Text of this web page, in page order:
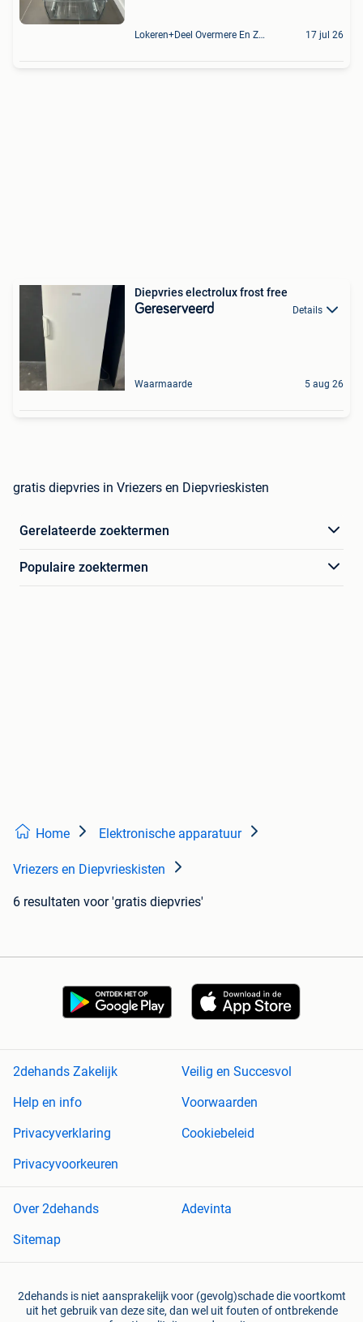
Lokeren+Deel Overmere En Zele 17 jul 26
Diepvries electrolux frost free
Gereserveerd Details
Waarmaarde 5 aug 26
gratis diepvries in Vriezers en Diepvrieskisten
Gerelateerde zoektermen
Populaire zoektermen
Home Elektronische apparatuur
Vriezers en Diepvrieskisten
6 resultaten voor 'gratis diepvries'
2dehands Zakelijk
Veilig en Succesvol
Help en info
Voorwaarden
Privacyverklaring
Cookiebeleid
Privacyvoorkeuren
Over 2dehands
Adevinta
Sitemap
2dehands is niet aansprakelijk voor (gevolg)schade die voortkomt
uit het gebruik van deze site, dan wel uit fouten of ontbrekende